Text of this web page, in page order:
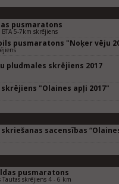
pusmaratons
5-7km skrējiens
pusmaratons "Noķer vēju
pludmales skrējiens 2017
skrējiens "Olaines apļi 2017"
sacensības
pusmaratons
Tautas skrējiens 4 - 6 km